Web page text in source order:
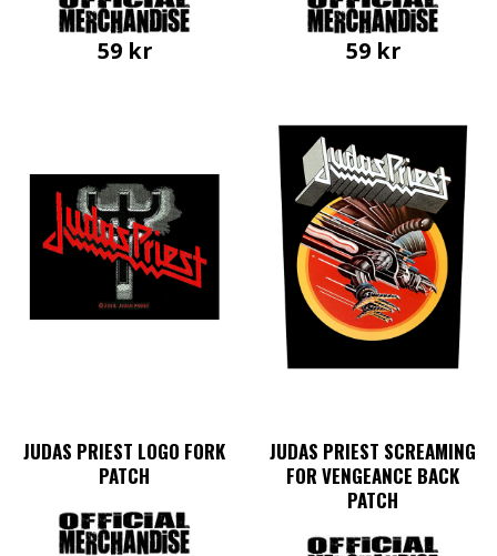
59 kr 59 kr
JUDAS PRIEST LOGO FORK
PATCH
JUDAS PRIEST SCREAMING
FOR VENGEANCE BACK
PATCH